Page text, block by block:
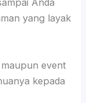
Anda
yang layak
event
kepada